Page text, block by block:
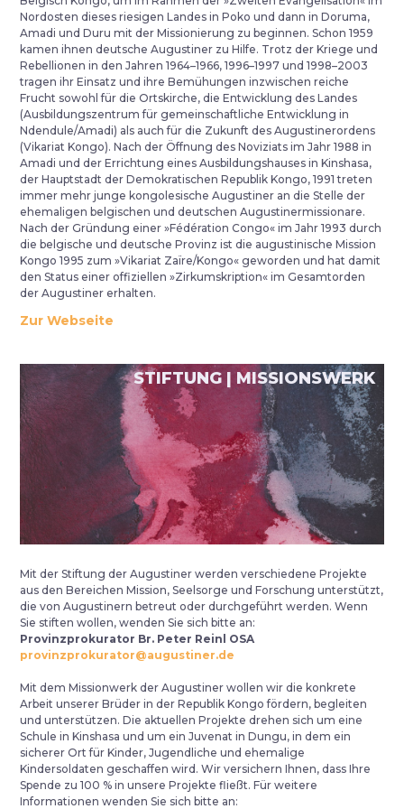
Nordosten dieses riesigen Landes in Poko und dann in Doruma,
Amadi und Duru mit der Missionierung zu beginnen. Schon 1959
kamen ihnen deutsche Augustiner zu Hilfe. Trotz der Kriege und
Rebellionen in den Jahren 1964–1966, 1996–1997 und 1998–2003
tragen ihr Einsatz und ihre Bemühungen inzwischen reiche
Frucht sowohl für die Ortskirche, die Entwicklung des Landes
(Ausbildungszentrum für gemeinschaftliche Entwicklung in
Ndendule/Amadi) als auch für die Zukunft des Augustinerordens
(Vikariat Kongo). Nach der Öffnung des Noviziats im Jahr 1988 in
Amadi und der Errichtung eines Ausbildungshauses in Kinshasa,
der Hauptstadt der Demokratischen Republik Kongo, 1991 treten
immer mehr junge kongolesische Augustiner an die Stelle der
ehemaligen belgischen und deutschen Augustinermissionare.
Nach der Gründung einer »Fédération Congo« im Jahr 1993 durch
die belgische und deutsche Provinz ist die augustinische Mission
Kongo 1995 zum »Vikariat Zaïre/Kongo« geworden und hat damit
den Status einer offiziellen »Zirkumskription« im Gesamtorden
der Augustiner erhalten.
Zur Webseite
STIFTUNG | MISSIONSWERK
Mit der Stiftung der Augustiner werden verschiedene Projekte
aus den Bereichen Mission, Seelsorge und Forschung unterstützt,
die von Augustinern betreut oder durchgeführt werden. Wenn
Sie stiften wollen, wenden Sie sich bitte an:
Provinzprokurator Br. Peter Reinl OSA
provinzprokurator@augustiner.de
Mit dem Missionwerk der Augustiner wollen wir die konkrete
Arbeit unserer Brüder in der Republik Kongo fördern, begleiten
und unterstützen. Die aktuellen Projekte drehen sich um eine
Schule in Kinshasa und um ein Juvenat in Dungu, in dem ein
sicherer Ort für Kinder, Jugendliche und ehemalige
Kindersoldaten geschaffen wird. Wir versichern Ihnen, dass Ihre
Spende zu 100 % in unsere Projekte fließt. Für weitere
Informationen wenden Sie sich bitte an: